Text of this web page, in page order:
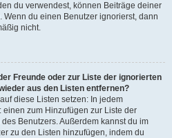
du verwendest, können Beiträge deiner
du einen Benutzer ignorierst, dann
nicht.
Freunde oder zur Liste der ignorierten
aus den Listen entfernen?
diese Listen setzen: In jedem
zum Hinzufügen zur Liste der
Benutzers. Außerdem kannst du im
zu den Listen hinzufügen, indem du